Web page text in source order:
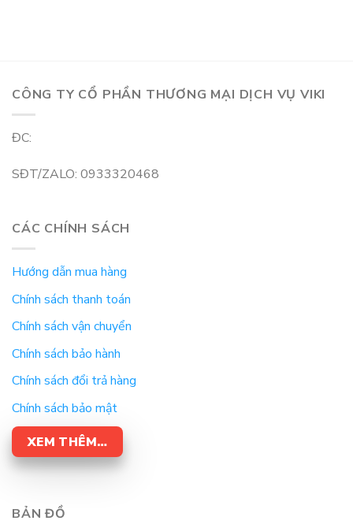
CÔNG TY CỔ PHẦN THƯƠNG MẠI DỊCH VỤ VIKI
ĐC:
SĐT/ZALO: 0933320468
CÁC CHÍNH SÁCH
Hướng dẫn mua hàng
Chính sách thanh toán
Chính sách vận chuyển
Chính sách bảo hành
Chính sách đổi trả hàng
Chính sách bảo mật
XEM THÊM…
BẢN ĐỒ